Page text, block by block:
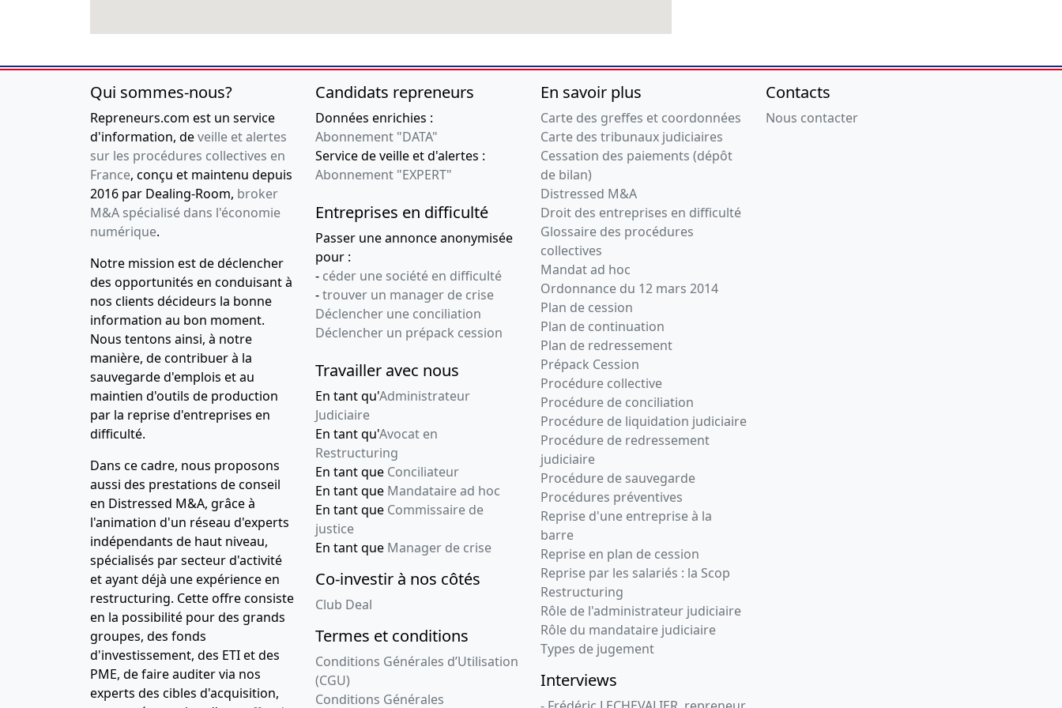
Qui sommes-nous?
Repreneurs.com est un service
d'information, deveille et alertes
sur les procédures collectives en
France, conçu et maintenu depuis
2016 par Dealing-Room, broker
M&A spécialisé dans l'économie
numérique.
Notre mission est de déclencher
des opportunités en conduisant à
nos clients décideurs la bonne
information au bon moment.
Nous tentons ainsi, à notre
manière, de contribuer à la
sauvegarde d'emplois et au
maintien d'outils de production
par la reprise d'entreprises en
difficulté.
Dans ce cadre, nous proposons
aussi des prestations de conseil
en Distressed M&A, grâce à
l'animation d'un réseau d'experts
indépendants de haut niveau,
spécialisés par secteur d'activité
et ayant déjà une expérience en
restructuring. Cette offre consiste
en la possibilité pour des grands
groupes, des fonds
d'investissement, des ETI et des
PME, de faire auditer via nos
experts des cibles d'acquisition,
Candidats repreneurs
Données enrichies :
Abonnement "DATA"
Service de veille et d'alertes :
Abonnement "EXPERT"
Entreprises en difficulté
Passer une annonce anonymisée
pour :
- céder une société en difficulté
-trouver un manager de crise
Déclencher une conciliation
Déclencher un prépack cession
Travailler avec nous
En tant qu'Administrateur
Judiciaire
En tant qu'Avocat en
Restructuring
En tant que Conciliateur
En tant que Mandataire ad hoc
En tant que Commissaire de
justice
En tant que Manager de crise
Co-investir à nos côtés
Club Deal
Termes et conditions
Conditions Générales d’Utilisation
(CGU)
Conditions Générales
En savoir plus
Carte des greffes et coordonnées
Carte des tribunaux judiciaires
Cessation des paiements (dépôt
de bilan)
Distressed M&A
Droit des entreprises en difficulté
Glossaire des procédures
collectives
Mandat ad hoc
Ordonnance du 12 mars 2014
Plan de cession
Plan de continuation
Plan de redressement
Prépack Cession
Procédure collective
Procédure de conciliation
Procédure de liquidation judiciaire
Procédure de redressement
judiciaire
Procédure de sauvegarde
Procédures préventives
Reprise d'une entreprise à la
barre
Reprise en plan de cession
Reprise par les salariés : la Scop
Restructuring
Rôle de l'administrateur judiciaire
Rôle du mandataire judiciaire
Types de jugement
Interviews
Contacts
Nous contacter